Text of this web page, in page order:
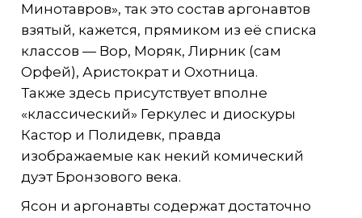
Минотавров», так это состав аргонавтов
взятый, кажется, прямиком из её списка
классов — Вор, Моряк, Лирник (сам
Орфей), Аристократ и Охотница.
Также здесь присутствует вполне
«классический» Геркулес и диоскуры
Кастор и Полидевк, правда
изображаемые как некий комический
дуэт Бронзового века.
Ясон и аргонавты содержат достаточно